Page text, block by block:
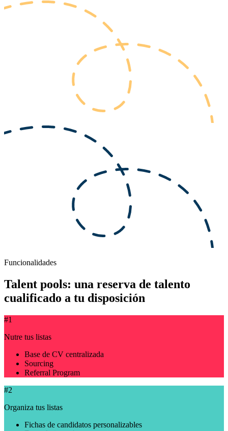
Funcionalidades
Talent pools: una reserva de talento
cualificado a tu disposición
#1
Nutre tus listas
Base de CV centralizada
Sourcing
Referral Program
#2
Organiza tus listas
Fichas de candidatos personalizables